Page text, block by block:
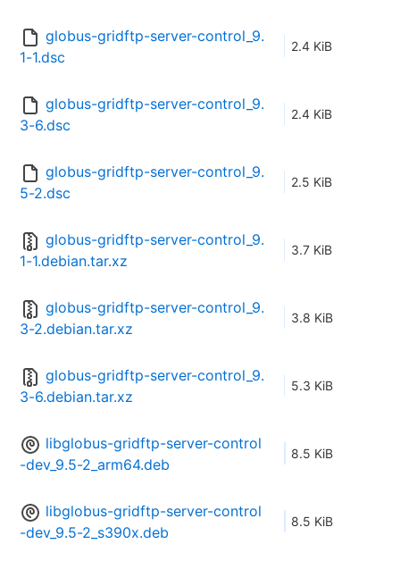
globus-gridftp-server-control_9.
1-1.dsc
2.4 KiB
globus-gridftp-server-control_9.
3-6.dsc
2.4 KiB
globus-gridftp-server-control_9.
5-2.dsc
2.5 KiB
globus-gridftp-server-control_9.
1-1.debian.tar.xz
3.7 KiB
globus-gridftp-server-control_9.
3-2.debian.tar.xz
3.8 KiB
globus-gridftp-server-control_9.
3-6.debian.tar.xz
5.3 KiB
libglobus-gridftp-server-control
-dev_9.5-2_arm64.deb
8.5 KiB
libglobus-gridftp-server-control
-dev_9.5-2_s390x.deb
8.5 KiB